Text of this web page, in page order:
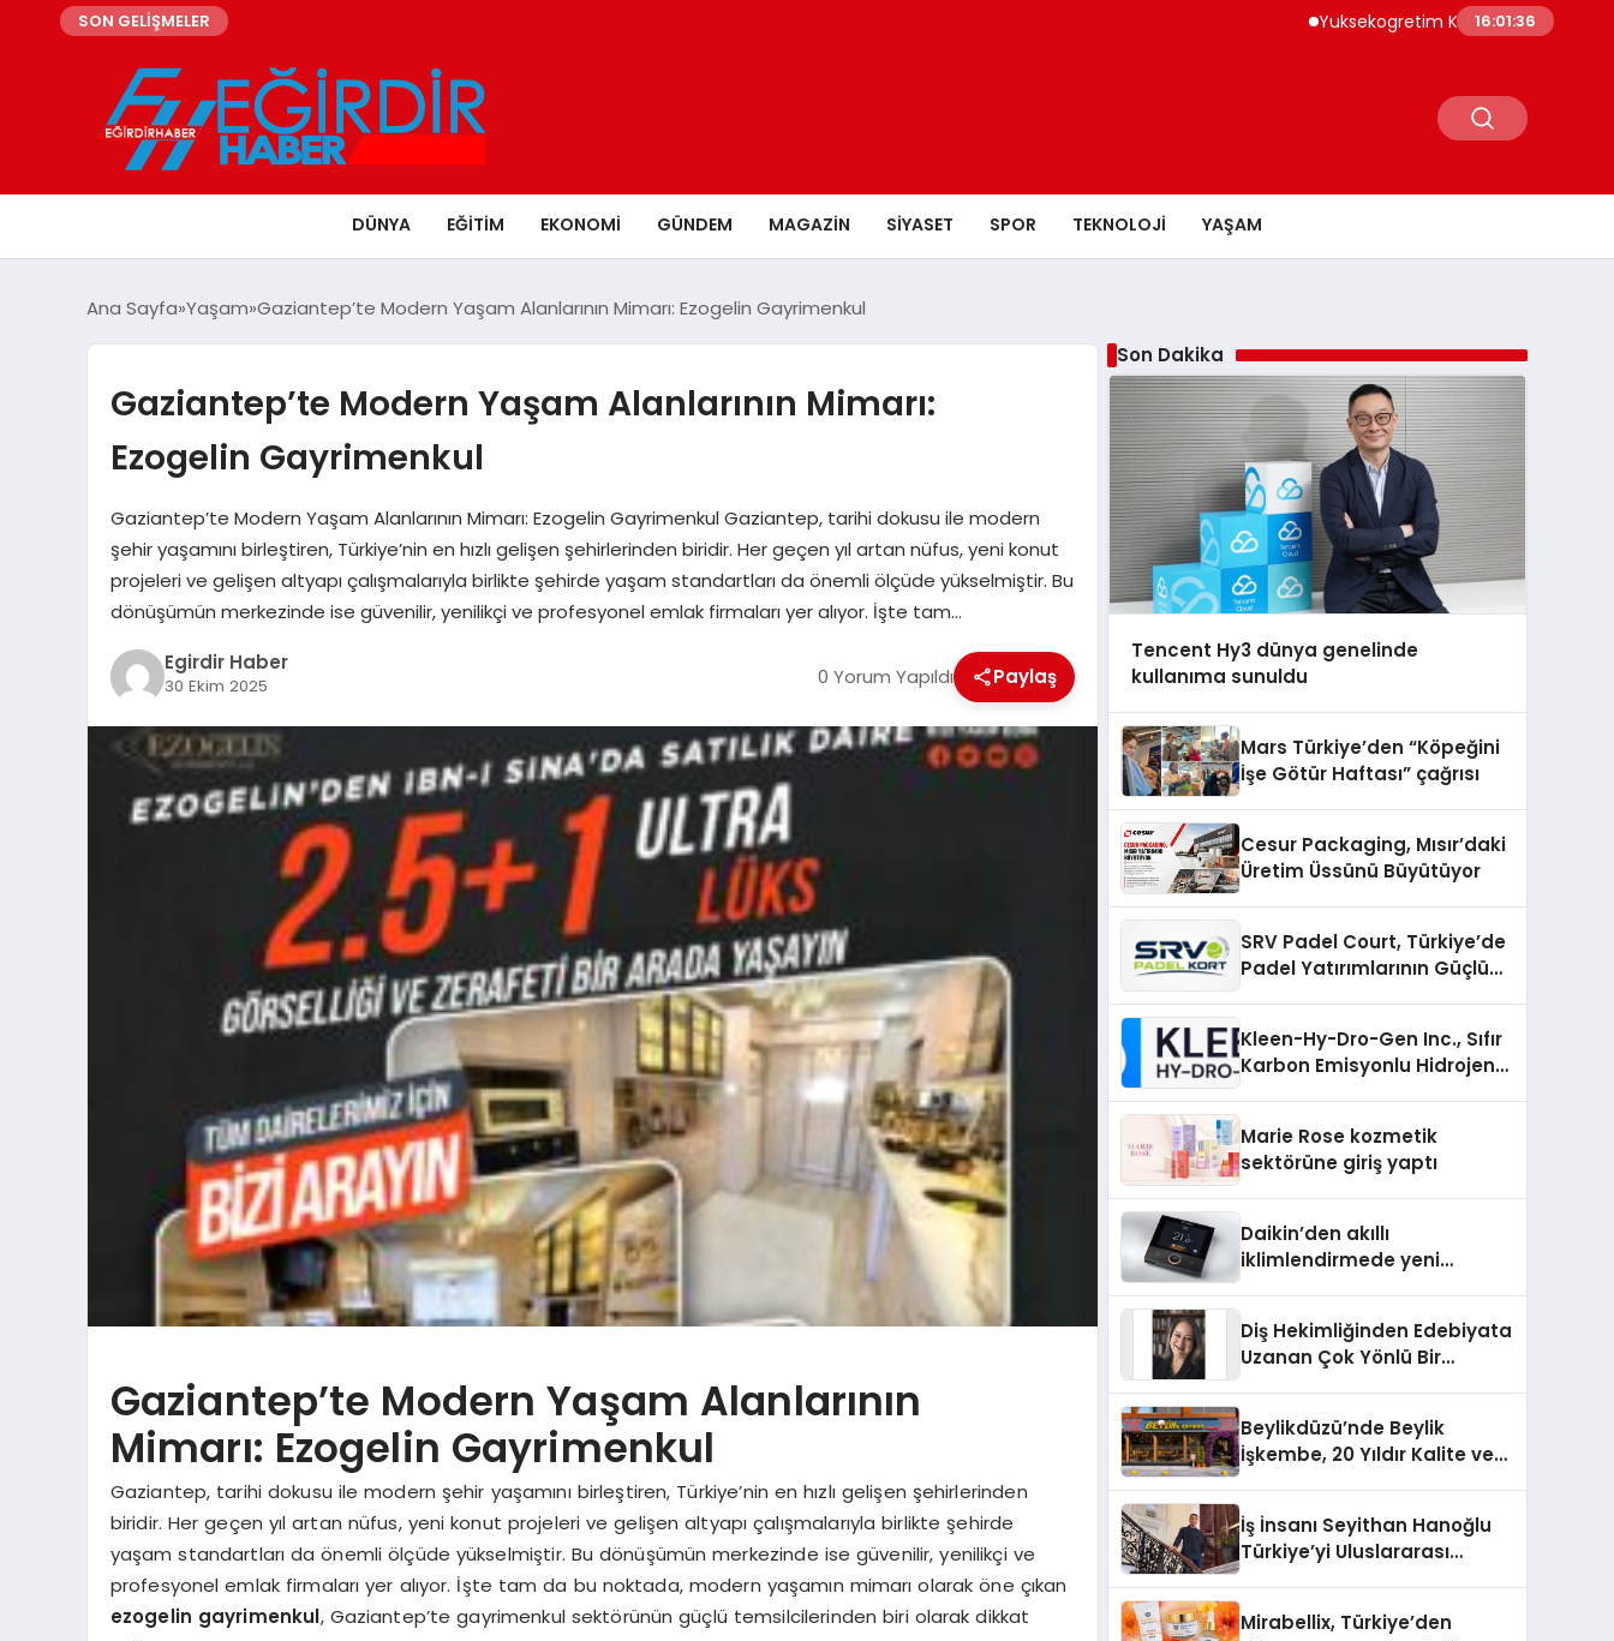
SON GELİŞMELER Yuksekogretim Kurumu Dijital Donusum
16:01:37
DÜNYA EĞITIM EKONOMI GÜNDEM MAGAZIN SIYASET SPOR TEKNOLOJI YAŞAM
Ana Sayfa Yaşam Gaziantep’te Modern Yaşam Alanlarının Mimarı: Ezogelin Gayrimenkul
Gaziantep’te Modern Yaşam Alanlarının Mimarı:
Ezogelin Gayrimenkul
Gaziantep’te Modern Yaşam Alanlarının Mimarı: Ezogelin Gayrimenkul Gaziantep, tarihi dokusu ile modern
şehir yaşamını birleştiren, Türkiye’nin en hızlı gelişen şehirlerinden biridir. Her geçen yıl artan nüfus, yeni konut
projeleri ve gelişen altyapı çalışmalarıyla birlikte şehirde yaşam standartları da önemli ölçüde yükselmiştir. Bu
dönüşümün merkezinde ise güvenilir, yenilikçi ve profesyonel emlak firmaları yer alıyor. İşte tam…
Egirdir Haber
30 Ekim 2025 0 Yorum Yapıldı Paylaş
Gaziantep’te Modern Yaşam Alanlarının
Mimarı: Ezogelin Gayrimenkul
Gaziantep, tarihi dokusu ile modern şehir yaşamını birleştiren, Türkiye’nin en hızlı gelişen şehirlerinden
biridir. Her geçen yıl artan nüfus, yeni konut projeleri ve gelişen altyapı çalışmalarıyla birlikte şehirde
yaşam standartları da önemli ölçüde yükselmiştir. Bu dönüşümün merkezinde ise güvenilir, yenilikçi ve
profesyonel emlak firmaları yer alıyor. İşte tam da bu noktada, modern yaşamın mimarı olarak öne çıkan
ezogelin gayrimenkul, Gaziantep’te gayrimenkul sektörünün güçlü temsilcilerinden biri olarak dikkat
Son Dakika
Tencent Hy3 dünya genelinde
kullanıma sunuldu
Mars Türkiye’den “Köpeğini
İşe Götür Haftası” çağrısı
Cesur Packaging, Mısır’daki
Üretim Üssünü Büyütüyor
SRV Padel Court, Türkiye’de
Padel Yatırımlarının Güçlü
Kleen-Hy-Dro-Gen Inc., Sıfır
Karbon Emisyonlu Hidrojen
Aldı
Marie Rose kozmetik
sektörüne giriş yaptı
Daikin’den akıllı
iklimlendirmede yeni
Diş Hekimliğinden Edebiyata
Uzanan Çok Yönlü Bir
Beylikdüzü’nde Beylik
İşkembe, 20 Yıldır Kalite ve
İş İnsanı Seyithan Hanoğlu
Türkiye’yi Uluslararası
Mirabellix, Türkiye’den